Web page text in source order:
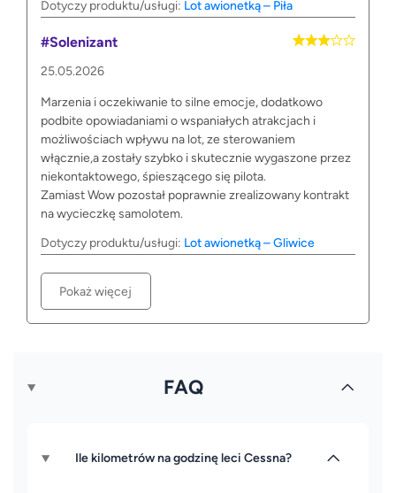
Dotyczy produktu/usługi: Lot awionetką – Piła
#Solenizant
25.05.2026
Marzenia i oczekiwanie to silne emocje, dodatkowo
podbite opowiadaniami o wspaniałych atrakcjach i
możliwościach wpływu na lot, ze sterowaniem
włącznie,a zostały szybko i skutecznie wygaszone przez
niekontaktowego, śpieszącego się pilota.
Zamiast Wow pozostał poprawnie zrealizowany kontrakt
na wycieczkę samolotem.
Dotyczy produktu/usługi: Lot awionetką – Gliwice
Pokaż więcej
FAQ
Ile kilometrów na godzinę leci Cessna?